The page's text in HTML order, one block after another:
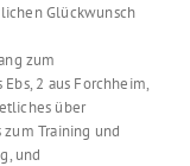
Glückwunsch
zum
2 aus Forchheim,
über
Training und
und